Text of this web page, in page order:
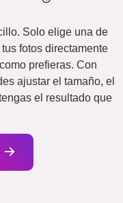
Solo elige una de
fotos directamente
prefieras. Con
ajustar el tamaño, el
el resultado que